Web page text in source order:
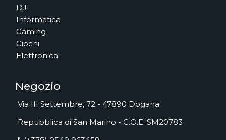
DJI
Informatica
Gaming
Giochi
Elettronica
Negozio
Via III Settembre, 72 - 47890 Dogana
Repubblica di San Marino - C.O.E. SM20783